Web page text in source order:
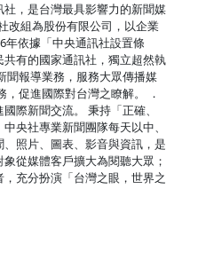
，是台灣最具影響力的新聞媒
改組為股份有限公司，以企業
年依據「中央通訊社設置條
有的國家通訊社，獨立超然執
聞報導業務，服務大眾傳播媒
促進國際對台灣之瞭解。 ．
際新聞交流。 秉持「正確、
央社專業新聞團隊每天以中、
照片、圖表、影音與資訊，是
從媒體客戶擴大為閱聽大眾；
充分扮演「台灣之眼，世界之